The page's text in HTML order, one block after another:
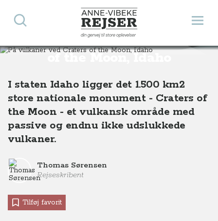
Anne-Vibeke Rejser
din genvej til store oplevelser
Åbn
Søg
På vulkaner ved Craters
of the Moon, Idaho
Destinationer Nordamerika USA På vulkaner ved Craters of the Moon, Idaho, USA
I staten Idaho ligger det 1.500 km2
store nationale monument - Craters of
the Moon - et vulkansk område med
passive og endnu ikke udslukkede
vulkaner.
Thomas Sørensen
Rejseskribent
Tilføj favorit